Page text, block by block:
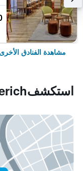
مشاهدة الفنادق
استكشفObermeiderich, دويسبورغ